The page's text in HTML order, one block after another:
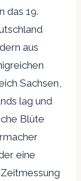
das 19.
aus
Sachsen,
lag und
Blüte
eine